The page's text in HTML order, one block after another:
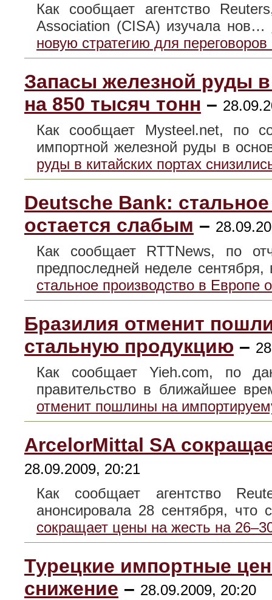
Как сообщает агентство
Association (CISA) изучала нов…
новую стратегию для
Запасы железной руды в
на 850 тысяч тонн –
Как сообщает Mysteel.net, по
импортной железной руды в
руды в китайских портах
Deutsche Bank:
остается слабым –
Как сообщает RTTNews, по
предпоследней неделе
стальное производство в Европе
Бразилия отменит
стальную продукцию –
Как сообщает Yieh.com, по
правительство в ближайшее
отменит пошлины на
ArcelorMittal SA
28.09.2009, 20:21
Как сообщает агентство
анонсировала 28 сентября,
сокращает цены на жесть на
Турецкие импортные
снижение – 28.09.2009, 20:20